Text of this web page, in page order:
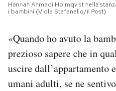
Hannah Ahmadi Holmqvist nella
i bambini (Viola Stefanello/il Post)
«Quando ho avuto la
prezioso sapere che in
uscire dall’appartamento
umani adulti, se ne